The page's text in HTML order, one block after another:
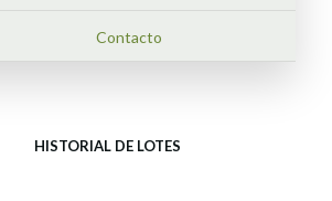
Contacto
HISTORIAL DE LOTES